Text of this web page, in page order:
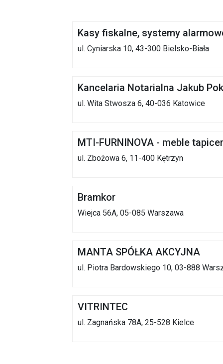
Kasy fiskalne, systemy
ul. Cyniarska 10, 43-300 Bielsko-Biała
Kancelaria Notarialna Jakub
ul. Wita Stwosza 6, 40-036 Katowice
MTI-FURNINOVA - meble
ul. Zbożowa 6, 11-400 Kętrzyn
Bramkor
Wiejca 56A, 05-085 Warszawa
MANTA SPÓŁKA AKCYJNA
ul. Piotra Bardowskiego 10, 03-888
VITRINTEC
ul. Zagnańska 78A, 25-528 Kielce